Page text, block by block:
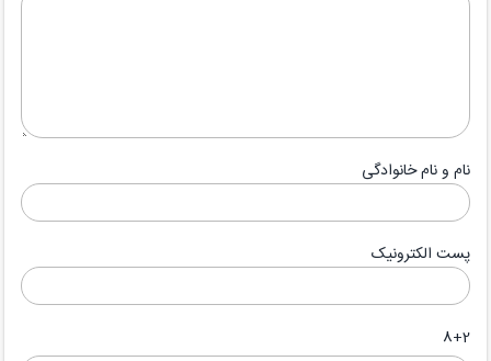
نام و نام خانوادگی
پست الکترونیک
8+2